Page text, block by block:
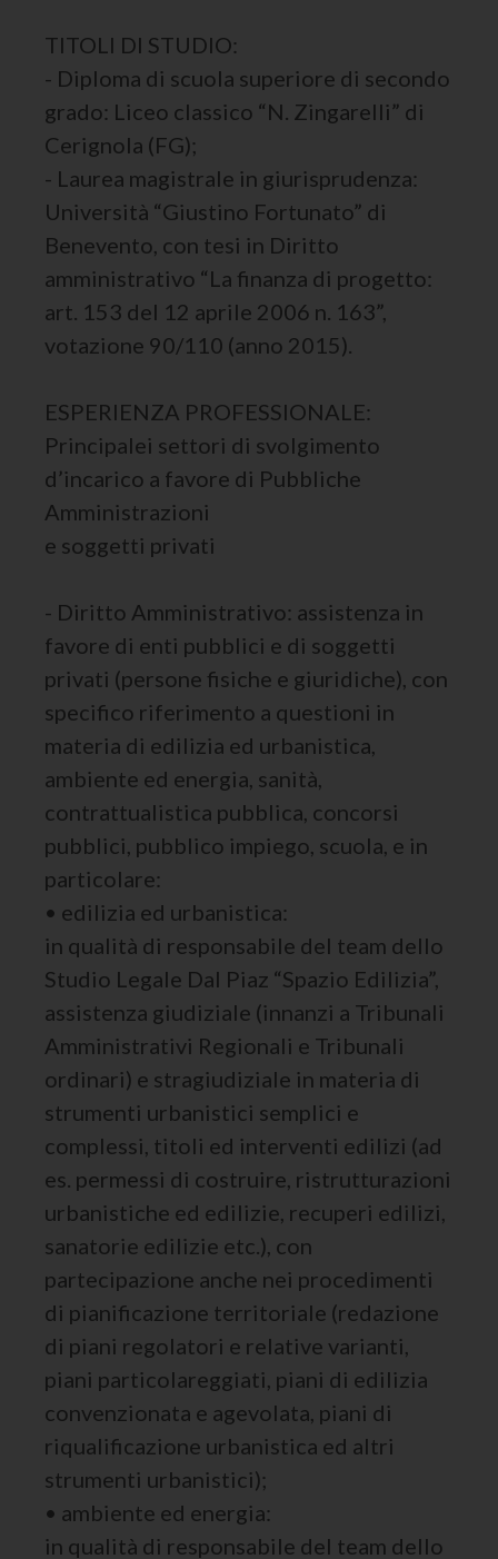
TITOLI DI STUDIO:
- Diploma di scuola superiore di secondo
grado: Liceo classico “N. Zingarelli” di
Cerignola (FG);
- Laurea magistrale in giurisprudenza:
Università “Giustino Fortunato” di
Benevento, con tesi in Diritto
amministrativo “La finanza di progetto:
art. 153 del 12 aprile 2006 n. 163”,
votazione 90/110 (anno 2015).
ESPERIENZA PROFESSIONALE:
Principalei settori di svolgimento
d’incarico a favore di Pubbliche
Amministrazioni
e soggetti privati
- Diritto Amministrativo: assistenza in
favore di enti pubblici e di soggetti
privati (persone fisiche e giuridiche), con
specifico riferimento a questioni in
materia di edilizia ed urbanistica,
ambiente ed energia, sanità,
contrattualistica pubblica, concorsi
pubblici, pubblico impiego, scuola, e in
particolare:
• edilizia ed urbanistica:
in qualità di responsabile del team dello
Studio Legale Dal Piaz “Spazio Edilizia”,
assistenza giudiziale (innanzi a Tribunali
Amministrativi Regionali e Tribunali
ordinari) e stragiudiziale in materia di
strumenti urbanistici semplici e
complessi, titoli ed interventi edilizi (ad
es. permessi di costruire, ristrutturazioni
urbanistiche ed edilizie, recuperi edilizi,
sanatorie edilizie etc.), con
partecipazione anche nei procedimenti
di pianificazione territoriale (redazione
di piani regolatori e relative varianti,
piani particolareggiati, piani di edilizia
convenzionata e agevolata, piani di
riqualificazione urbanistica ed altri
strumenti urbanistici);
• ambiente ed energia:
in qualità di responsabile del team dello